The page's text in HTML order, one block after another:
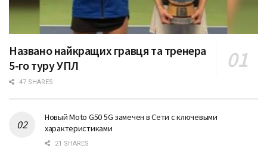
Названо найкращих гравця та тренера
5-го туру УПЛ
47 SHARES
Новый Moto G50 5G замечен в Сети с ключевыми
характеристиками
21 SHARES